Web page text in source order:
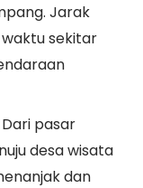
Jarak
sekitar
Dari pasar
desa wisata
dan